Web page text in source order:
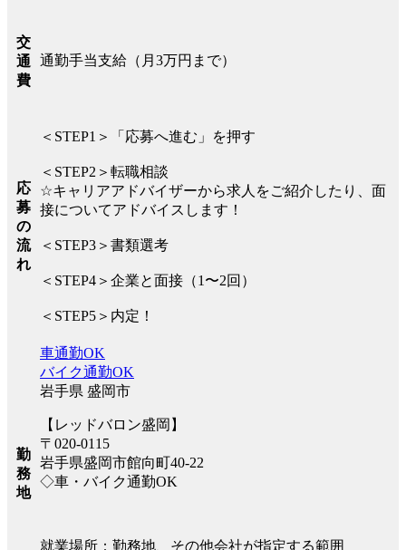
交
通
費
通勤手当支給（月3万円まで）
応
募
の
流
れ
＜STEP1＞「応募へ進む」を押す
＜STEP2＞転職相談
☆キャリアアドバイザーから求人をご紹介したり、面
接についてアドバイスします！
＜STEP3＞書類選考
＜STEP4＞企業と面接（1〜2回）
＜STEP5＞内定！
勤
務
地
車通勤OK
バイク通勤OK
岩手県 盛岡市
【レッドバロン盛岡】
〒020-0115
岩手県盛岡市館向町40-22
◇車・バイク通勤OK
就業場所：勤務地、その他会社が指定する範囲